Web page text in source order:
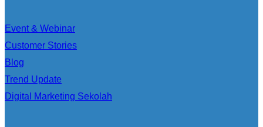
Event & Webinar
Customer Stories
Blog
Trend Update
Digital Marketing Sekolah